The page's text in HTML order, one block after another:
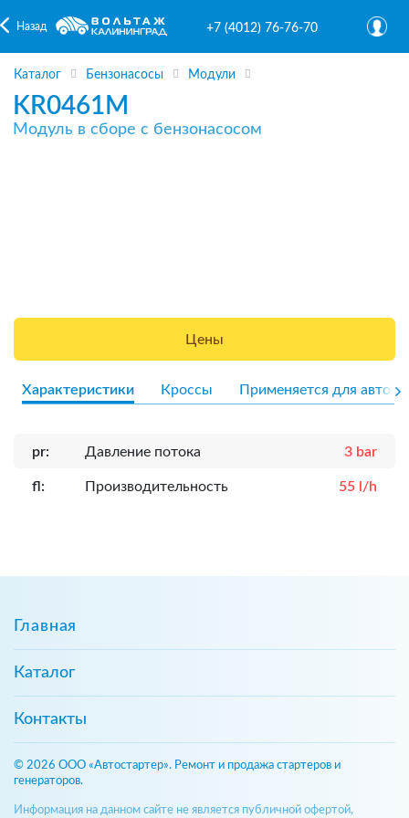
Назад +7 (4012) 76-76-70
Каталог Бензонасосы Модули
KR0461M
Модуль в сборе с бензонасосом
Цены
Характеристики Кроссы Применяется для авто
pr: Давление потока 3 bar
fl: Производительность 55 l/h
Главная
Каталог
Контакты
© 2026 ООО «Автостартер». Ремонт и продажа стартеров и
генераторов.
Информация на данном сайте не является публичной офертой,